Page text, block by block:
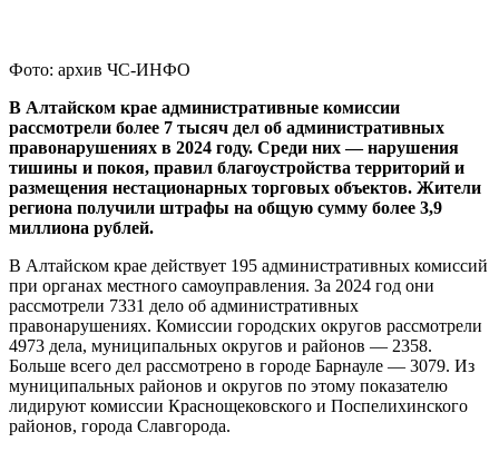
Фото: архив ЧС-ИНФО
В Алтайском крае административные комиссии
рассмотрели более 7 тысяч дел об административных
правонарушениях в 2024 году. Среди них — нарушения
тишины и покоя, правил благоустройства территорий и
размещения нестационарных торговых объектов. Жители
региона получили штрафы на общую сумму более 3,9
миллиона рублей.
В Алтайском крае действует 195 административных комиссий
при органах местного самоуправления. За 2024 год они
рассмотрели 7331 дело об административных
правонарушениях. Комиссии городских округов рассмотрели
4973 дела, муниципальных округов и районов — 2358.
Больше всего дел рассмотрено в городе Барнауле — 3079. Из
муниципальных районов и округов по этому показателю
лидируют комиссии Краснощековского и Поспелихинского
районов, города Славгорода.